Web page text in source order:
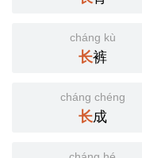
cháng kù
长裤
cháng chéng
长成